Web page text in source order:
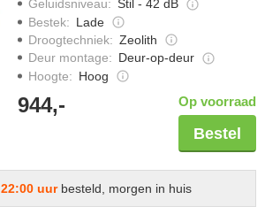
Geluidsniveau: Stil - 42 dB
Bestek: Lade
Droogtechniek: Zeolith
Deur montage: Deur-op-deur
Hoogte: Hoog
944,- Op voorraad
Bestel
22:00 uurbesteld, morgen in huis